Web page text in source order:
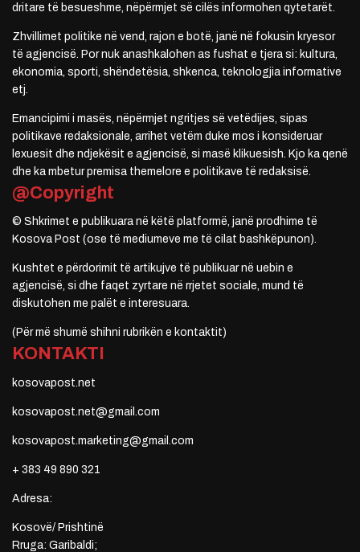
dritare të besueshme, nëpërmjet së cilës informohen qytetarët.
Zhvillimet politike në vend, rajon e botë, janë në fokusin kryesor
të agjencisë. Por nuk anashkalohen as fushat e tjera si: kultura,
ekonomia, sporti, shëndetësia, shkenca, teknologjia informative
etj.
Emancipimi i masës, nëpërmjet ngritjes së vetëdijes, sipas
politikave redaksionale, arrihet vetëm duke mos i konsideruar
lexuesit dhe ndjekësit e agjencisë, si masë klikuesish. Kjo ka qenë
dhe ka mbetur premisa themelore e politikave të redaksisë.
@Copyright
© Shkrimet e publikuara në këtë platformë, janë prodhime të
Kosova Post (ose të mediumeve me të cilat bashkëpunon).
Kushtet e përdorimit të artikujve të publikuar në uebin e
agjencisë, si dhe faqet zyrtare në rrjetet sociale, mund të
diskutohen me palët e interesuara.
(Për më shumë shihni rubrikën e kontaktit)
KONTAKTI
kosovapost.net
kosovapost.net@gmail.com
kosovapost.marketing@gmail.com
+ 383 49 890 321
Adresa:
Kosovë/ Prishtinë
Rruga: Garibaldi;